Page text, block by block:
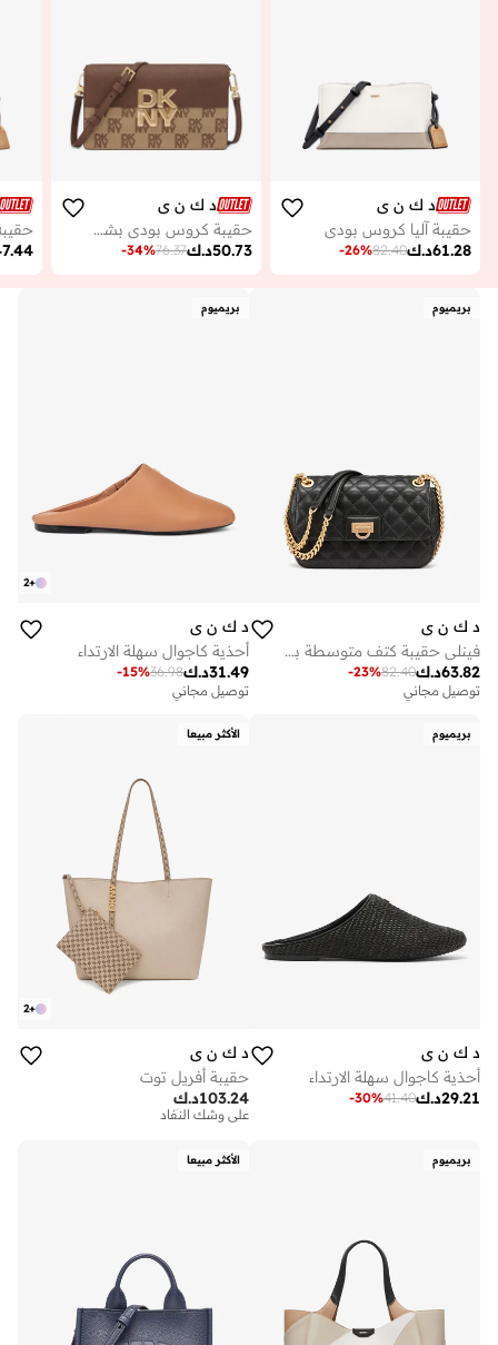
د ك ن ي
حقيبة آليا كروس بودي
د.ك61.28
82.40
-26%
د ك ن ي
حقيبة كروس بودي بشعار إيكو وغطاء قلاب
د.ك50.73
76.37
-34%
بريميوم
د ك ن ي
فينلي حقيبة كتف متوسطة بحزام كروس بودي
د.ك63.82
82.40
-23%
توصيل مجاني
بريميوم
+
2
د ك ن ي
أحذية كاجوال سهلة الارتداء
د.ك31.49
36.98
-15%
توصيل مجاني
بريميوم
د ك ن ي
أحذية كاجوال سهلة الارتداء
د.ك29.21
41.40
-30%
الأكثر مبيعا
+
2
د ك ن ي
حقيبة أفريل توت
د.ك103.24
توصيل مجاني
على وشك النفاد
على وشك النفاد
بريميوم الأكثر مبيعا